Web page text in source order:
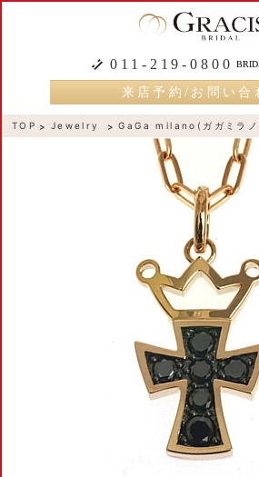
011-219-0800
来店予約/お問い合
TOP Jewelry GaGa milano(ガガミラノ